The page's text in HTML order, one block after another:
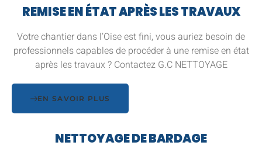
REMISE EN ÉTAT APRÈS LES TRAVAUX
Votre chantier dans l’Oise est fini, vous auriez besoin de
professionnels capables de procéder à une remise en état
après les travaux ? Contactez G.C NETTOYAGE
EN SAVOIR PLUS
NETTOYAGE DE BARDAGE